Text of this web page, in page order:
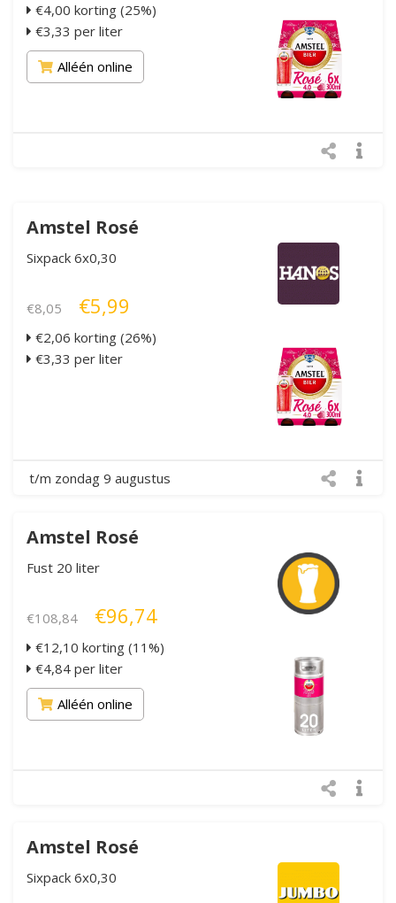
€4,00 korting (25%)
€3,33 per liter
Alléén online
Amstel Rosé
Sixpack 6x0,30
€8,05 €5,99
€2,06 korting (26%)
€3,33 per liter
t/m zondag 9 augustus
Amstel Rosé
Fust 20 liter
€108,84 €96,74
€12,10 korting (11%)
€4,84 per liter
Alléén online
Amstel Rosé
Sixpack 6x0,30